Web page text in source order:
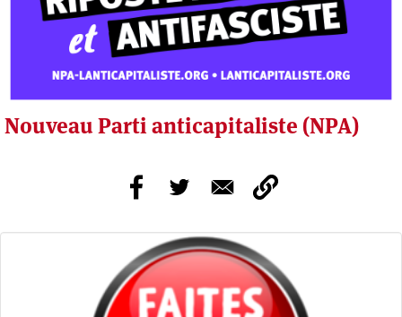
Nouveau Parti anticapitaliste (NPA)